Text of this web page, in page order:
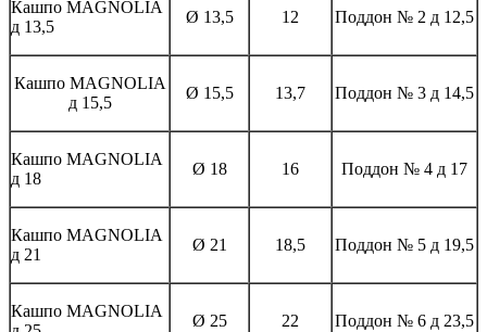
Кашпо MAGNOLIА
д 13,5
Ø 13,5 12 Поддон № 2 д 12,5
Кашпо MAGNOLIА
д 15,5
Ø 15,5 13,7 Поддон № 3 д 14,5
Кашпо MAGNOLIА
д 18
Ø 18 16 Поддон № 4 д 17
Кашпо MAGNOLIА
д 21
Ø 21 18,5 Поддон № 5 д 19,5
Кашпо MAGNOLIА
Ø 25 22 Поддон № 6 д 23,5